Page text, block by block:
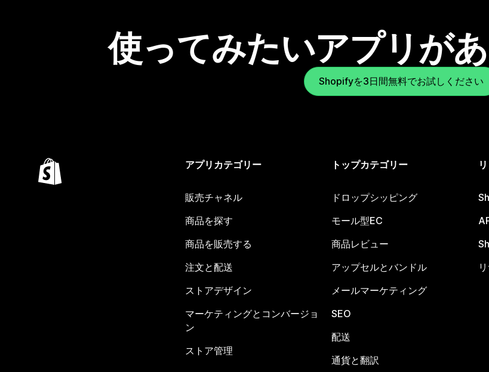
使ってみたいアプリが
Shopifyを3日間無料でお試しください
アプリカテゴリー
販売チャネル
商品を探す
商品を販売する
注文と配送
ストアデザイン
マーケティングとコンバージョ
ン
ストア管理
トップカテゴリー
ドロップシッピング
モール型EC
商品レビュー
アップセルとバンドル
メールマーケティング
SEO
配送
通貨と翻訳